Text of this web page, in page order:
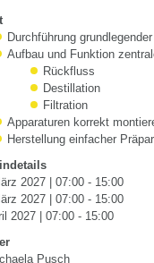
Durchführung
Aufbau und Funktion
Rückfluss
Destillation
Filtration
Apparaturen korrekt
Herstellung einfacher
2027 | 07:00 - 15:00
2027 | 07:00 - 15:00
2027 | 07:00 - 15:00
Pusch